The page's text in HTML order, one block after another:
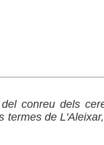
conreu dels
termes de